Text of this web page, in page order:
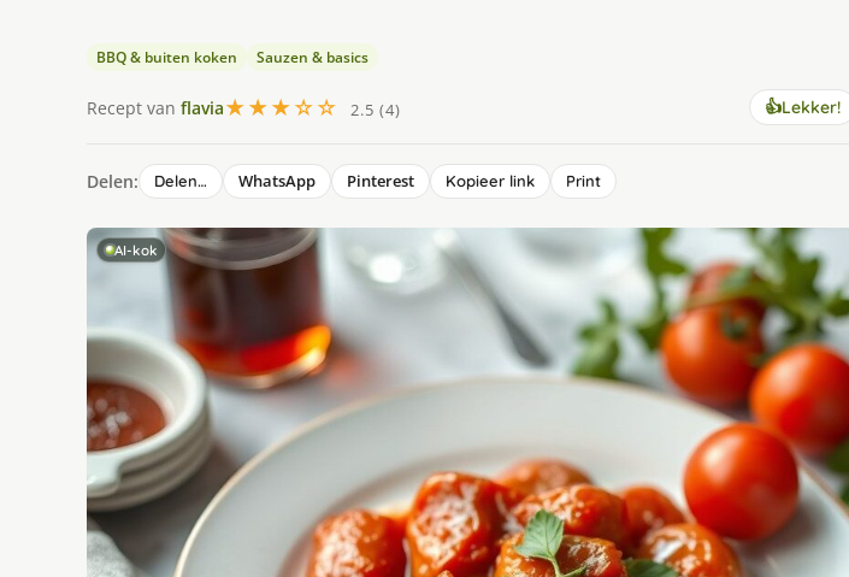
BBQ & buiten koken Sauzen & basics
Recept van flavia★★★☆☆ 2.5 (4) 👍Lekker!
Delen: Delen… WhatsApp Pinterest Kopieer link Print
AI-kok